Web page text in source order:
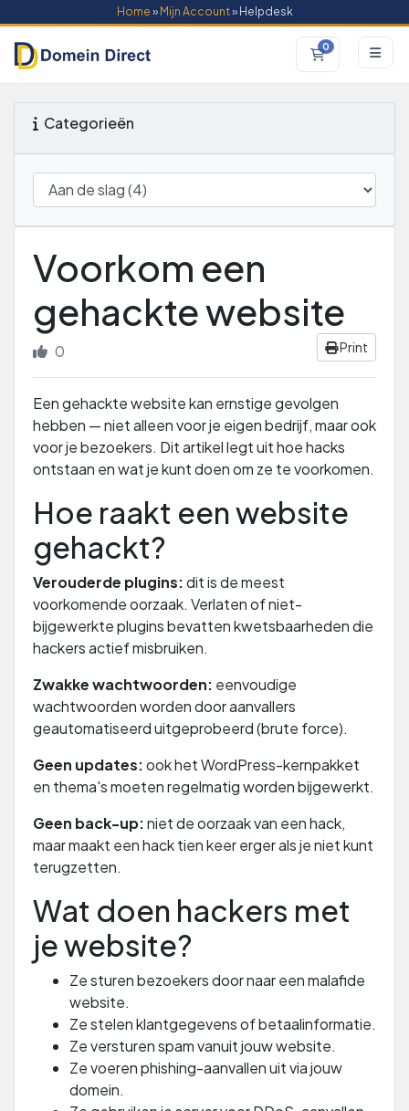
Home » Mijn Account» Helpdesk
0Winkelwagen
Categorieën
Voorkom een
gehackte website
Print
0
Een gehackte website kan ernstige gevolgen
hebben — niet alleen voor je eigen bedrijf, maar ook
voor je bezoekers. Dit artikel legt uit hoe hacks
ontstaan en wat je kunt doen om ze te voorkomen.
Hoe raakt een website
gehackt?
Verouderde plugins:dit is de meest
voorkomende oorzaak. Verlaten of niet-
bijgewerkte plugins bevatten kwetsbaarheden die
hackers actief misbruiken.
Zwakke wachtwoorden: eenvoudige
wachtwoorden worden door aanvallers
geautomatiseerd uitgeprobeerd (brute force).
Geen updates:ook het WordPress-kernpakket
en thema's moeten regelmatig worden bijgewerkt.
Geen back-up:niet de oorzaak van een hack,
maar maakt een hack tien keer erger als je niet kunt
terugzetten.
Wat doen hackers met
je website?
Ze sturen bezoekers door naar een malafide
website.
Ze stelen klantgegevens of betaalinformatie.
Ze versturen spam vanuit jouw website.
Ze voeren phishing-aanvallen uit via jouw
domein.